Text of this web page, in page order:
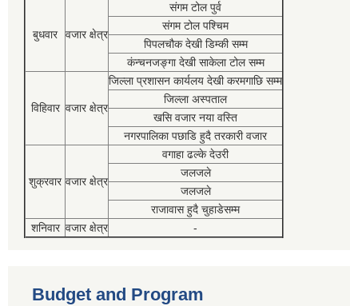
बुधवार वजार क्षेत्र
संगम टोल पुर्व
संगम टोल पश्चिम
पिपलचौक देखी डिम्की सम्म
कंन्चनजङ्गा देखी साकेला टोल सम्म
विहिवार वजार क्षेत्र
जिल्ला प्रशासन कार्यलय देखी करमगाछि सम्म
जिल्ला अस्पताल
खसि वजार नया वस्ति
नगरपालिका पछाडि हुदै तरकारी वजार
शुक्रवार वजार क्षेत्र
वगाहा ढल्के देउरी
जलजले
जलजले
राजावास हुदै चुहाडेसम्म
शनिवार वजार क्षेत्र -
Budget and Program